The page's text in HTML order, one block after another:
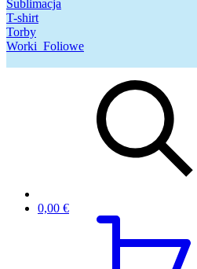
Sublimacja
T-shirt
Torby
Worki_Foliowe
0,00 €